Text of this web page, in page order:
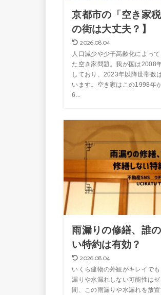
京都市の「空き家
の街は大丈夫？】
2026.08.04
人口減少や少子高齢化によっ
た空き家問題。我が国は2008
しており、2023年以降世帯数
います。空き家はこの1998年
6...
雨漏りの修繕、誰
い特約は有効？
2026.08.04
いくら建物の外観がキレイで
漏りや水漏れしない可能性は
間、この雨漏りや水漏れを放